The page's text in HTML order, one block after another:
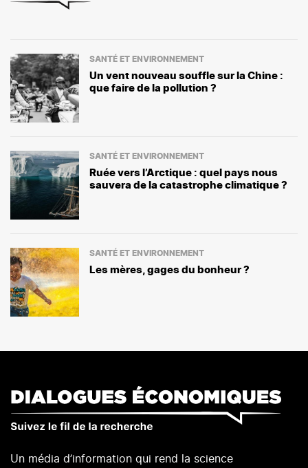
SANTÉ ET ENVIRONNEMENT
Un vent nouveau souffle sur la Chine :
que faire de la pollution ?
SANTÉ ET ENVIRONNEMENT
Ruée vers l’Arctique : quel pays nous
sauvera de la catastrophe climatique ?
SANTÉ ET ENVIRONNEMENT
Les mères, gages du bonheur ?
Un média d’information qui rend la science